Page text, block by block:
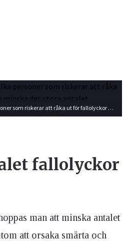
Att kunna identifiera vilka personer som riskerar att råka ut för fallolyckor vill man minska det stora antalet fallolyckor i samhället. Foto: Shutterstock
fallolyckor
man att minska antalet
att orsaka smärta och